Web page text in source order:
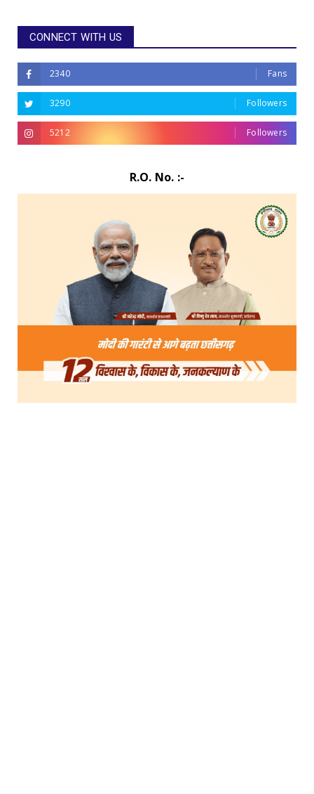
CONNECT WITH US
2340 Fans
3290 Followers
5212 Followers
R.O. No. :-